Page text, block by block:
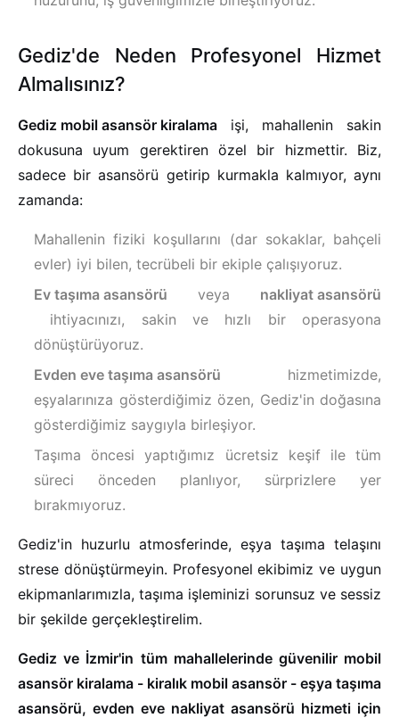
Gediz'de Neden Profesyonel Hizmet
Almalısınız?
Gediz mobil asansör kiralama işi, mahallenin sakin
dokusuna uyum gerektiren özel bir hizmettir. Biz,
sadece bir asansörü getirip kurmakla kalmıyor, aynı
zamanda:
Mahallenin fiziki koşullarını (dar sokaklar, bahçeli
evler) iyi bilen, tecrübeli bir ekiple çalışıyoruz.
Ev taşıma asansörü veya nakliyat asansörü
ihtiyacınızı, sakin ve hızlı bir operasyona
dönüştürüyoruz.
Evden eve taşıma asansörü hizmetimizde,
eşyalarınıza gösterdiğimiz özen, Gediz'in doğasına
gösterdiğimiz saygıyla birleşiyor.
Taşıma öncesi yaptığımız ücretsiz keşif ile tüm
süreci önceden planlıyor, sürprizlere yer
bırakmıyoruz.
Gediz'in huzurlu atmosferinde, eşya taşıma telaşını
strese dönüştürmeyin. Profesyonel ekibimiz ve uygun
ekipmanlarımızla, taşıma işleminizi sorunsuz ve sessiz
bir şekilde gerçekleştirelim.
Gediz ve İzmir'in tüm mahallelerinde güvenilir mobil
asansör kiralama - kiralık mobil asansör - eşya taşıma
asansörü, evden eve nakliyat asansörü hizmeti için